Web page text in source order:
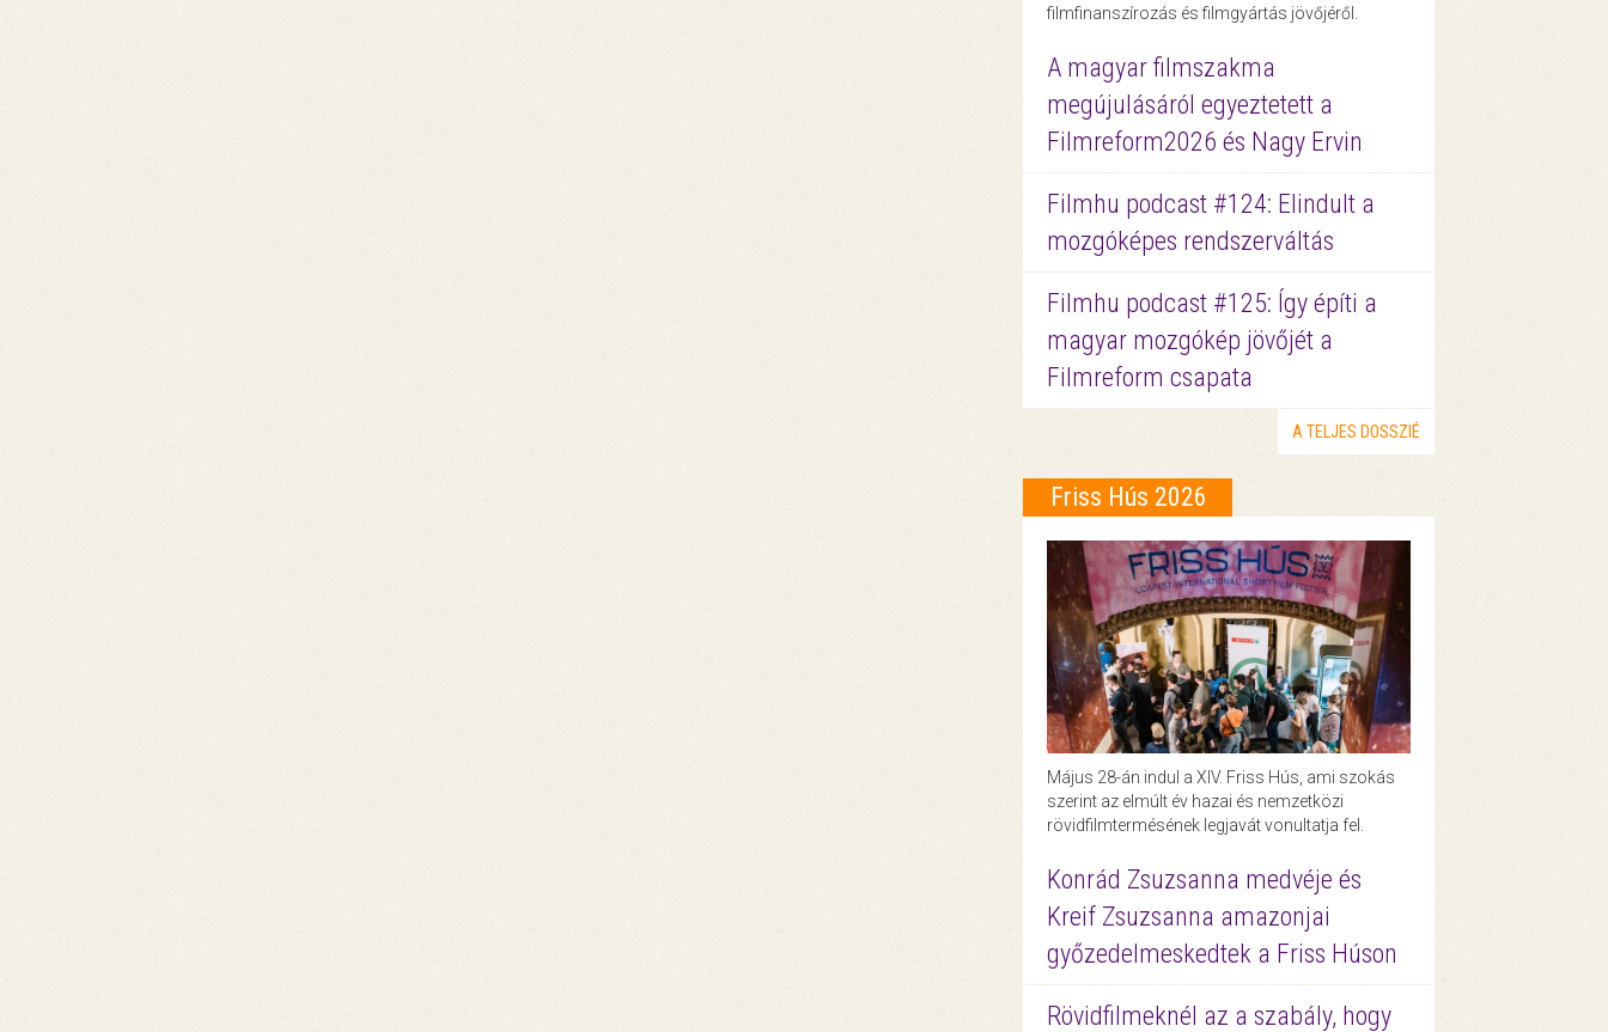
filmfinanszírozás és filmgyártás jövőjéről.
A magyar filmszakma
megújulásáról egyeztetett a
Filmreform2026 és Nagy Ervin
Filmhu podcast #124: Elindult a
mozgóképes rendszerváltás
Filmhu podcast #125: Így építi a
magyar mozgókép jövőjét a
Filmreform csapata
A TELJES DOSSZIÉ
Friss Hús 2026
Május 28-án indul a XIV. Friss Hús, ami szokás
szerint az elmúlt év hazai és nemzetközi
rövidfilmtermésének legjavát vonultatja fel.
Konrád Zsuzsanna medvéje és
Kreif Zsuzsanna amazonjai
győzedelmeskedtek a Friss Húson
Rövidfilmeknél az a szabály, hogy